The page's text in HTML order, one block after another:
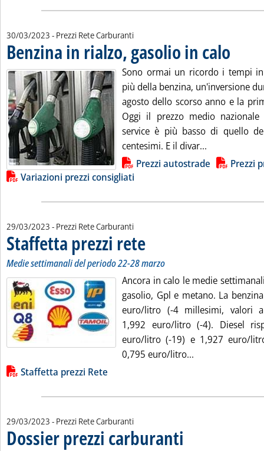
30/03/2023 - Prezzi Rete Carburanti
Benzina in rialzo, gasolio in calo
Sono ormai un ricordo i tempi
più della benzina, un'inversione
agosto dello scorso anno e la
Oggi il prezzo medio
service è più basso di quello
centesimi. E il divar...
Lista allegati PDF alla notiziaPrezzi autostrade
Prezzi
Variazioni prezzi consigliati
29/03/2023 - Prezzi Rete Carburanti
Staffetta prezzi rete
Medie settimanali del periodo 22-28 marzo
Ancora in calo le medie
gasolio, Gpl e metano. La
euro/litro (-4 millesimi, valori
1,992 euro/litro (-4). Diesel
euro/litro (-19) e 1,927 euro/
0,795 euro/litro...
Lista allegati PDF alla notizia
Staffetta prezzi Rete
29/03/2023 - Prezzi Rete Carburanti
Dossier prezzi carburanti